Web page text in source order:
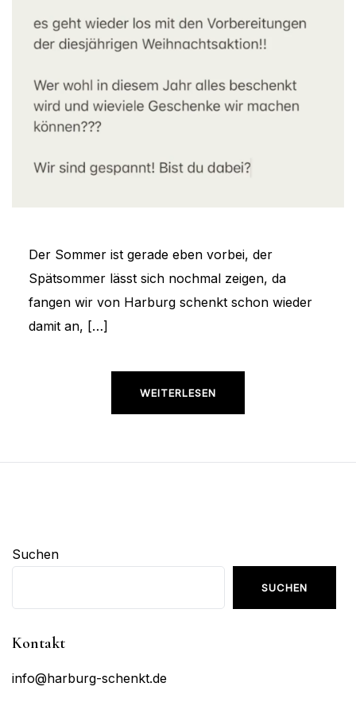
Der Sommer ist gerade eben vorbei, der
Spätsommer lässt sich nochmal zeigen, da
fangen wir von Harburg schenkt schon wieder
damit an, […]
WEITERLESEN
Suchen
SUCHEN
Kontakt
info@harburg-schenkt.de